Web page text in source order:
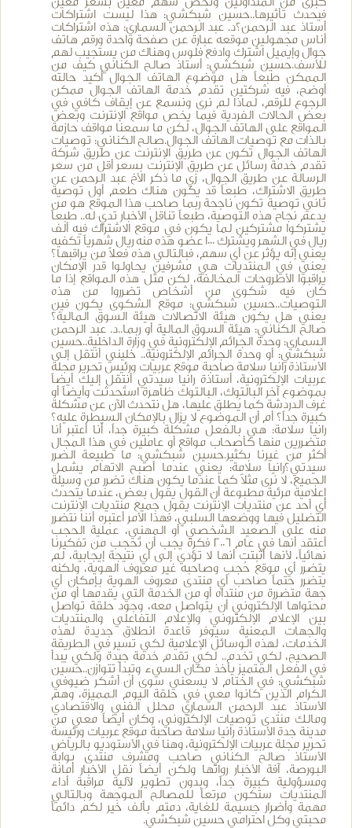
فيحدث تأثيرها..حسين شبكشي: هذا ليست اشتراكات
أستاذ عبد الرحمن؟د. عبد الرحمن السماري: هذه اشتراكات
أناس مجهولين موقعه عبارة عن صفحة واحدة ورقم هاتف
جوال وإيميل اشترك وادفع فلوس وهناك من يستجيب لهم
للأسف.حسين شبكشي: أستاذ صالح الكناني كيف من
الممكن طبعاً هل موضوع الهاتف الجوال أكيد حالته
أوضح، فيه شركتين تقدم خدمة الهاتف الجوال ممكن
الرجوع للرقم، لماذا لم نرى ونسمع عن إيقاف كافي في
بعض الحالات الفردية فيما يخص مواقع الإنترنت وبعض
المواقع على الهاتف الجوال، لكن ما سمعنا مواقف حازمة
بالذات مع توصيات الهاتف الجوال.صالح الكناني: توصيات
الهاتف الجوال تكون عن طريق الإنترنت عن طريق شركة
تقدم خدمة رسائل عن طريق الإنترنت بسعر أقل من سعر
الرسالة عن طريق الجوال، زي ما ذكر الأخ عبد الرحمن عن
طريق الاشتراك، طبعاً قد يكون هناك طعم أول توصية
ثاني توصية تكون ناجحة ربما صاحب هذا الموقع هو من
يدعم نجاح هذه التوصية، طبعاً تناقل الأخبار تدي له.. طبعاً
يشتركوا مشتركين لما يكون في موقع الاشتراك فيه ألف
ريال في الشهر ويشترك 1000 عضو هذه منه ريال شهرياً تكفيه
يعني إنه يؤثر عن أي سهم، فبالتالي هذه فعلاً من يراقبها؟
يعني في المنتديات هي مشرفين يحاولوا قدر الإمكان
يراقبوا الأطروحات المخالفة، لكن مثل هذه المواقع إذا ما
كان فيه شكوى من أشخاص تضرروا من هذه
التوصيات..حسين شبكشي: موقع الشكوى يكون فين
يعني هل يكون هيئة الاتصالات هيئة السوق المالية؟
صالح الكناني: هيئة السوق المالية أو ربما..د. عبد الرحمن
السماري: وحدة الجرائم الإلكترونية في وزارة الداخلية..حسين
شبكشي: أو وحدة الجرائم الإلكترونية.. خليني أنتقل إلى
الأستاذة رانيا سلامة صاحبة موقع عربيات ورئيس تحرير مجلة
عربيات الإلكترونية، أستاذة رانيا سيدتي أنتقل إليك أيضاً
بموضوع آخر البالتوك، البالتوك ظاهرة استُحدثت وأيضاً أو
غرف الدردشة كما يُطلق عليها، هل نتحدث الآن عن مشكلة
كبيرة جداً؟ أم أن الموضوع لا يزال بالإمكان السيطرة عليه؟
رانيا سلامة: هي بالفعل مشكلة كبيرة جداً، أنا أعتبر أنا
متضررين منها كأصحاب مواقع أو عاملين في هذا المجال
أكثر من غيرنا بكثير.حسين شبكشي: ما طبيعة الضرر
سيدتي؟رانيا سلامة: يعني عندما أصبح الاتهام يشمل
الجميع، لا نرى مثلاً كما عندما يكون هناك تضرر من وسيلة
إعلامية مرئية مطبوعة أن القول يقول بعض، عندما يتحدث
أي أحد عن منتديات الإنترنت يقول جميع منتديات الإنترنت
التضليل فيها ووضعها السلبي، فهذا الأمر أعتبره أننا نتضرر
منه على الصعيد الشخصي أو المهني، عملية الحجب
أعتقد أنها في عام 2006 فكرة يجب أن تُحجب من تفكيرنا
نهائياً، لأنها أثبتت أنها لا تؤدي إلى أي نتيجة إيجابية، لم
يتضرر أي موقع حُجب وصاحبه غير معروف الهوية، ولكنه
يتضرر حتماً صاحب أي منتدى معروف الهوية بإمكان أي
جهة متضررة من منتداه أو من الخدمة التي يقدمها أو من
محتواها الإلكتروني أن يتواصل معه، وجود حلقة تواصل
بين الإعلام الإلكتروني والإعلام التفاعلي والمنتديات
والجهات المعنية سيوفر قاعدة انطلاق جديدة لهذه
الخدمات، لهذه الوسائل الإعلامية لكي تسير في الطريقة
الصحيح، لكي تخدم.. لكي تقدم خدمة جيدة ولكي يبدأ
في الفعل المتميز يأخذ مكان السيء وتبدأ تتوازن..حسين
شبكشي: في الختام لا يسعني سوى أن أشكر ضيوفي
الكرام الذين كانوا معي في حلقة اليوم المميزة، وهم
الأستاذ عبد الرحمن السماري محلل الفني والاقتصادي
ومالك منتدى توصيات الإلكتروني، وكان أيضاً معي من
مدينة جدة الأستاذة رانيا سلامة صاحبة موقع عربيات ورئيسة
تحرير مجلة عربيات الإلكترونية، وهنا في الأستوديو بالرياض
الأستاذ صالح الكناني صاحب ومشرف منتدى بوابة
البورصة، آفة الأخبار رواتها ولكن أيضاً نقل الأخبار أمانة
ومسؤولية كبيرة جداً، وبدون تطوير لآلية مراقبة أداء
المنتديات ستكون مرتعاً للمصالح الموجهة وبالتالي
مهمة وأضرار جسيمة للغاية، دمتم بألف خير لكم دائماً
محبتي وكل احترامي حسين شبكشي.